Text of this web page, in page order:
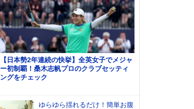
【日本勢2年連続の快挙】全英女子でメジャ
ー初制覇！桑木志帆プロのクラブセッティ
ングをチェック
ゆらゆら揺れるだけ！簡単お腹